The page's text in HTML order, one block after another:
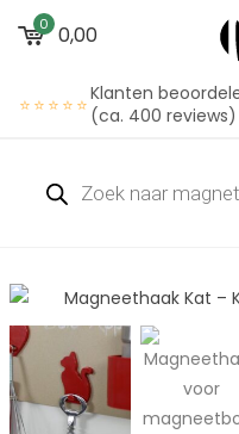
0 0,00
⭐⭐⭐⭐⭐Klanten
(ca. 400 reviews)